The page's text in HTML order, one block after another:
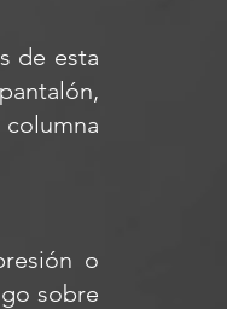
de esta
o
sobre